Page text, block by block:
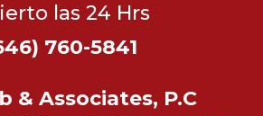
las 24 Hrs
760-5841
& Associates, P.C